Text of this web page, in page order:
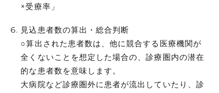
×受療率」
見込患者数の算出・総合判断
○算出された患者数は、他に競合する医療機関が
全くないことを想定した場合の、診療圏内の潜在
的な患者数を意味します。
大病院など診療圏外に患者が流出していたり、診